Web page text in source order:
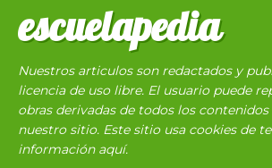
escuelapedia
Nuestros articulos son redactados y
licencia de uso libre. El usuario puede
obras derivadas de todos los
nuestro sitio. Este sitio usa cookies de
información aquí.